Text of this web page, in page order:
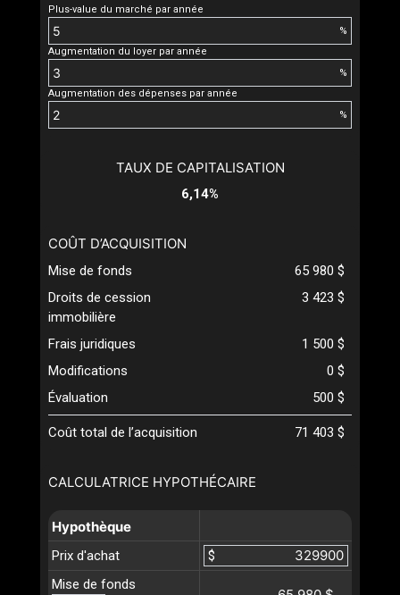
Plus-value du marché par année
%
Augmentation du loyer par année
%
Augmentation des dépenses par année
%
CALCULATRICE HYPOTHÉCAIRE
Hypothèque
Prix d'achat
$
Mise de fonds
TAUX DE CAPITALISATION
6,14%
COÛT D’ACQUISITION
Mise de fonds
65 980 $
Droits de cession
immobilière
3 423 $
Frais juridiques
1 500 $
Modifications
0 $
Évaluation
500 $
Coût total de l’acquisition 71 403 $